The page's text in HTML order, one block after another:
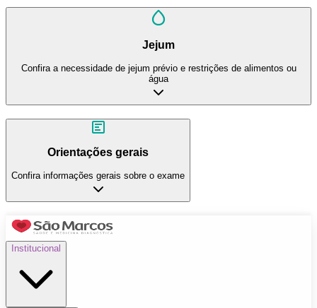
Jejum
Confira a necessidade de jejum prévio e restrições de alimentos ou
água
Orientações gerais
Confira informações gerais sobre o exame
Institucional